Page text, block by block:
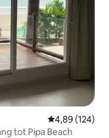
Gemiddelde
4,89 (124)
tot Pipa Beach